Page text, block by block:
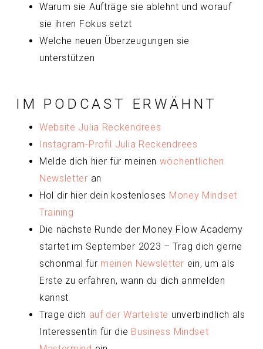
Warum sie Aufträge sie ablehnt und worauf
sie ihren Fokus setzt
Welche neuen Überzeugungen sie
unterstützen
IM PODCAST ERWÄHNT
Website Julia Reckendrees
Instagram-Profil Julia Reckendrees
Melde dich hier für meinen wöchentlichen
Newsletter an
Hol dir hier dein kostenloses Money Mindset
Training
Die nächste Runde der Money Flow Academy
startet im September 2023 – Trag dich gerne
schonmal für meinen Newsletter ein, um als
Erste zu erfahren, wann du dich anmelden
kannst
Trage dich auf der Warteliste unverbindlich als
Interessentin für die Business Mindset